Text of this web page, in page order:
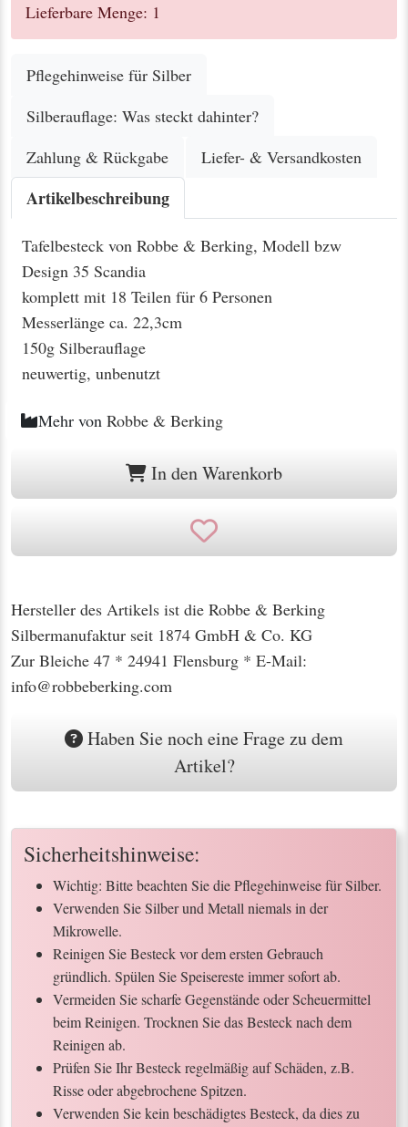
Lieferbare Menge: 1
Pflegehinweise für Silber
Silberauflage: Was steckt dahinter?
Zahlung & Rückgabe
Liefer- & Versandkosten
Artikelbeschreibung
Tafelbesteck von Robbe & Berking, Modell bzw
Design 35 Scandia
komplett mit 18 Teilen für 6 Personen
Messerlänge ca. 22,3cm
150g Silberauflage
neuwertig, unbenutzt
Mehr von Robbe & Berking
In den Warenkorb
Hersteller des Artikels ist die Robbe & Berking
Silbermanufaktur seit 1874 GmbH & Co. KG
Zur Bleiche 47 * 24941 Flensburg * E-Mail:
info@robbeberking.com
Haben Sie noch eine Frage zu dem
Artikel?
Sicherheitshinweise:
Wichtig: Bitte beachten Sie die Pflegehinweise für Silber.
Verwenden Sie Silber und Metall niemals in der
Mikrowelle.
Reinigen Sie Besteck vor dem ersten Gebrauch
gründlich. Spülen Sie Speisereste immer sofort ab.
Vermeiden Sie scharfe Gegenstände oder Scheuermittel
beim Reinigen. Trocknen Sie das Besteck nach dem
Reinigen ab.
Prüfen Sie Ihr Besteck regelmäßig auf Schäden, z.B.
Risse oder abgebrochene Spitzen.
Verwenden Sie kein beschädigtes Besteck, da dies zu